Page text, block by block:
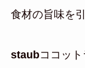
食材の旨味を
staubココッ